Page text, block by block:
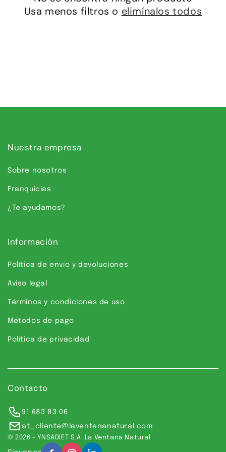
Usa menos filtros o elimínalos todos
Nuestra empresa
Sobre nosotros
Franquicias
¿Te ayudamos?
Información
Política de envío y devoluciones
Aviso legal
Términos y condiciones de uso
Métodos de pago
Política de privacidad
Contacto
91 683 83 06
at_cliente@laventananatural.com
© 2026 - YNSADIET S.A. La Ventana Natural